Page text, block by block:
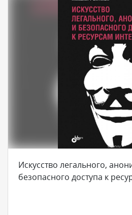
Искусство легального,
безопасного доступа к